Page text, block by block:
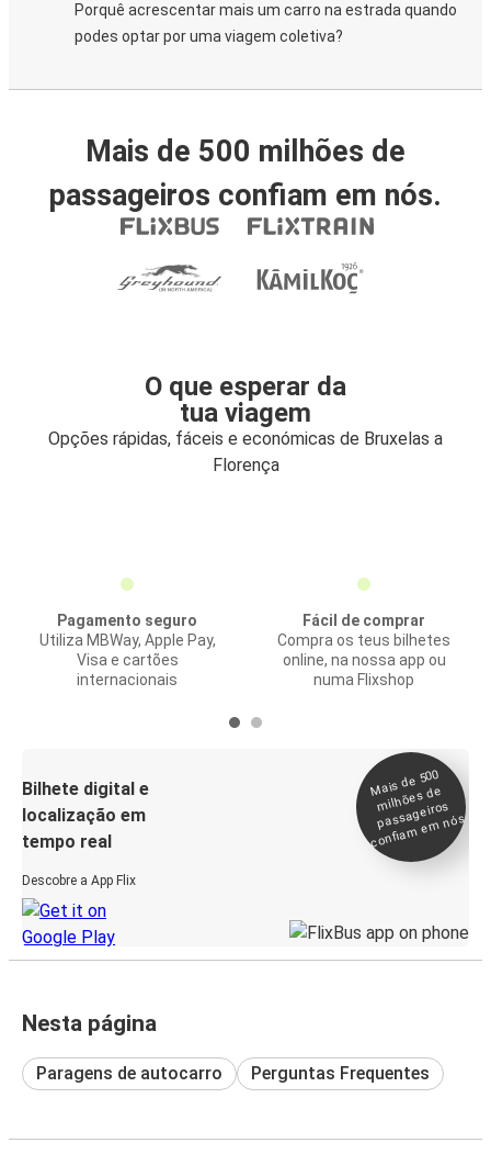
Porquê acrescentar mais um carro na estrada quando
podes optar por uma viagem coletiva?
Mais de 500 milhões de
passageiros confiam em nós.
O que esperar da
tua viagem
Opções rápidas, fáceis e económicas de Bruxelas a
Florença
Pagamento seguro
Utiliza MBWay, Apple Pay,
Visa e cartões
internacionais
Fácil de comprar
Compra os teus bilhetes
online, na nossa app ou
numa Flixshop
Bilhete digital e
localização em
tempo real
Descobre a App Flix
Mais de 500
milhões de
passageiros
confia
m e
m nós
Nesta página
Paragens de autocarro Perguntas Frequentes